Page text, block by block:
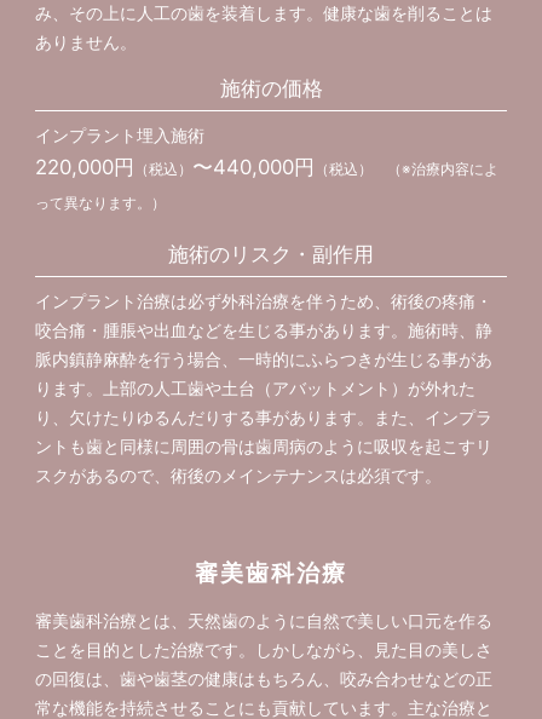
み、その上に人工の歯を装着します。健康な歯を削ることは
ありません。
施術の価格
インプラント埋入施術
220,000円 （税込） 〜440,000円
（税込） （※治療内容によ
って異なります。）
施術のリスク・副作用
インプラント治療は必ず外科治療を伴うため、術後の疼痛・
咬合痛・腫脹や出血などを生じる事があります。施術時、静
脈内鎮静麻酔を行う場合、一時的にふらつきが生じる事があ
ります。上部の人工歯や土台（アバットメント）が外れた
り、欠けたりゆるんだりする事があります。また、インプラ
ントも歯と同様に周囲の骨は歯周病のように吸収を起こすリ
スクがあるので、術後のメインテナンスは必須です。
審美歯科治療
審美歯科治療とは、天然歯のように自然で美しい口元を作る
ことを目的とした治療です。しかしながら、見た目の美しさ
の回復は、歯や歯茎の健康はもちろん、咬み合わせなどの正
常な機能を持続させることにも貢献しています。主な治療と